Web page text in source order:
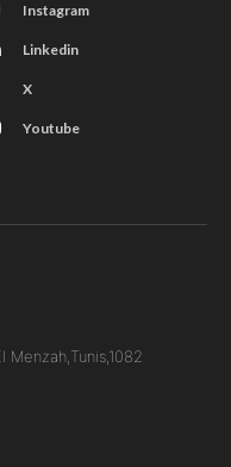
Instagram
Linkedin
X
Youtube